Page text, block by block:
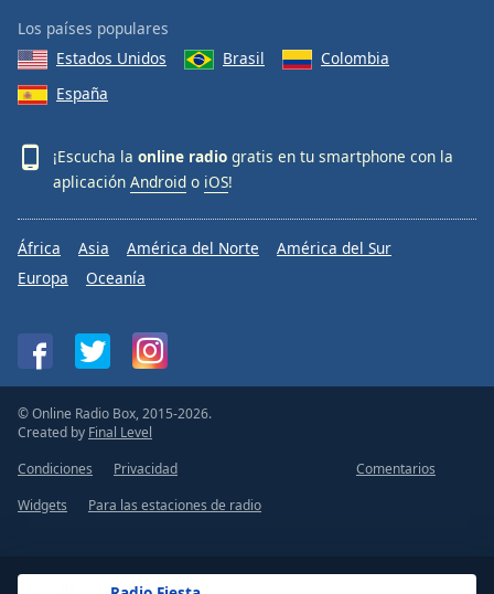
Los países populares
Estados Unidos
Brasil
Colombia
España
¡Escucha la online radio gratis en tu smartphone con la
aplicación Android o iOS!
África Asia América del Norte
América del Sur
Europa
Oceanía
© Online Radio Box, 2015-2026.
Created by Final Level
Condiciones
Privacidad
Comentarios
Widgets
Para las estaciones de radio